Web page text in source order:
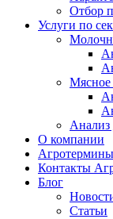
Отбор
Услуги по
Мясное
Анализ
О компании
Агротермины
Контакты
Блог
Статьи